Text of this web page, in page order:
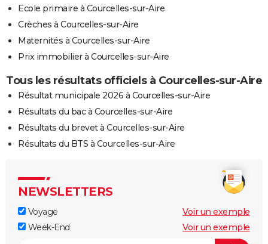
Ecole primaire à Courcelles-sur-Aire
Crèches à Courcelles-sur-Aire
Maternités à Courcelles-sur-Aire
Prix immobilier à Courcelles-sur-Aire
Tous les résultats officiels à Courcelles-sur-Aire
Résultat municipale 2026 à Courcelles-sur-Aire
Résultats du bac à Courcelles-sur-Aire
Résultats du brevet à Courcelles-sur-Aire
Résultats du BTS à Courcelles-sur-Aire
NEWSLETTERS
Voyage
Voir un exemple
Week-End
Voir un exemple